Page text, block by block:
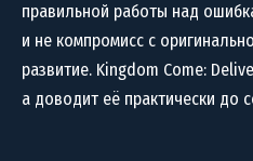
правильной работы над
и не компромисс с
развитие. Kingdom Come:
а доводит её практически до